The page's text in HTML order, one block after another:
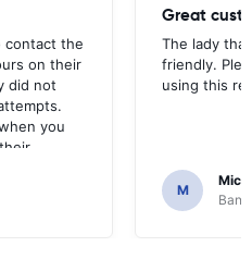
contact the
on their
did not
you
Great
The lady
friendly.
using this
M